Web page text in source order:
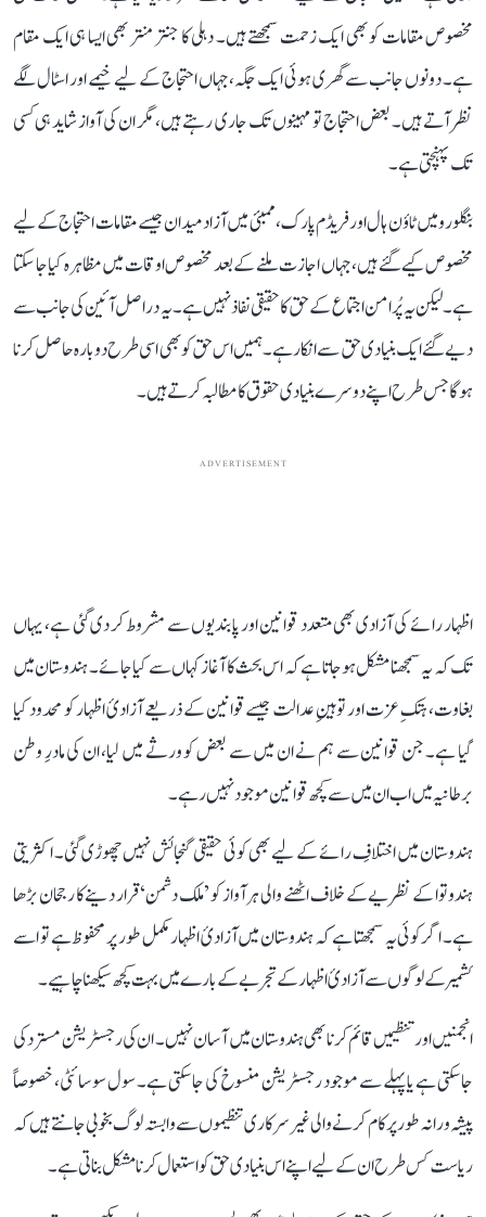
مخصوص مقامات کو بھی ایک زحمت سمجھتے ہیں۔ دہلی کا جنتر منتر بھی ایسا ہی ایک مقام
ہے۔ دونوں جانب سے گھری ہوئی ایک جگہ، جہاں احتجاج کے لیے خیمے اور اسٹال لگے
نظر آتے ہیں۔ بعض احتجاج تو مہینوں تک جاری رہتے ہیں، مگر ان کی آواز شاید ہی کسی
تک پہنچتی ہے۔
بنگلورو میں ٹاؤن ہال اور فریڈم پارک، ممبئی میں آزاد میدان جیسے مقامات احتجاج کے لیے
مخصوص کیے گئے ہیں، جہاں اجازت ملنے کے بعد مخصوص اوقات میں مظاہرہ کیا جا سکتا
ہے۔ لیکن یہ پُرامن اجتماع کے حق کا حقیقی نفاذ نہیں ہے۔ یہ دراصل آئین کی جانب سے
دیے گئے ایک بنیادی حق سے انکار ہے۔ ہمیں اس حق کو بھی اسی طرح دوبارہ حاصل کرنا
ہوگا جس طرح اپنے دوسرے بنیادی حقوق کا مطالبہ کرتے ہیں۔
ADVERTISEMENT
اظہار رائے کی آزادی بھی متعدد قوانین اور پابندیوں سے مشروط کر دی گئی ہے، یہاں
تک کہ یہ سمجھنا مشکل ہو جاتا ہے کہ اس بحث کا آغاز کہاں سے کیا جائے۔ ہندوستان میں
بغاوت، ہتکِ عزت اور توہینِ عدالت جیسے قوانین کے ذریعے آزادیٔ اظہار کو محدود کیا
گیا ہے۔ جن قوانین سے ہم نے ان میں سے بعض کو ورثے میں لیا، ان کی مادرِ وطن
برطانیہ میں اب ان میں سے کچھ قوانین موجود نہیں رہے۔
ہندوستان میں اختلافِ رائے کے لیے بھی کوئی حقیقی گنجائش نہیں چھوڑی گئی۔ اکثریتی
ہندوتوا کے نظریے کے خلاف اٹھنے والی ہر آواز کو ’ملک دشمن‘ قرار دینے کا رجحان بڑھا
ہے۔ اگر کوئی یہ سمجھتا ہے کہ ہندوستان میں آزادیٔ اظہار مکمل طور پر محفوظ ہے تو اسے
کشمیر کے لوگوں سے آزادیٔ اظہار کے تجربے کے بارے میں بہت کچھ سیکھنا چاہیے۔
انجمنیں اور تنظیمیں قائم کرنا بھی ہندوستان میں آسان نہیں۔ ان کی رجسٹریشن مسترد کی
جا سکتی ہے یا پہلے سے موجود رجسٹریشن منسوخ کی جا سکتی ہے۔ سول سوسائٹی، خصوصاً
پیشہ ورانہ طور پر کام کرنے والی غیر سرکاری تنظیموں سے وابستہ لوگ بخوبی جانتے ہیں کہ
ریاست کس طرح ان کے لیے اپنے اس بنیادی حق کو استعمال کرنا مشکل بناتی ہے۔